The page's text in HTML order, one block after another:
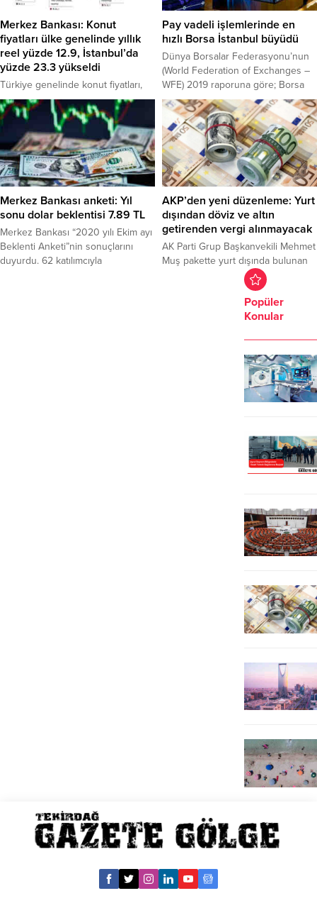
teşebbüs eden Kurt’un ise şehir
hastanesinde ki tedavisi sürüyor.
Tekirdağ Şarköy’de, işçi olan
Rıdvan Kurt (33) ile...
okurunun mektubunu köşesinde
paylaşan Habertürk yazarı Fatih
Altaylı gündeme getirmişti.
Mektupta, “28.08.2020 tarihinde 15
Temmuz Köprüsü’nden Asya-
Avrupa yönüne satın aldığım yeni
aracım ile geçtim, sonrasında...
Merkez Bankası: Konut
fiyatları ülke genelinde yıllık
reel yüzde 12.9, İstanbul’da
yüzde 23.3 yükseldi
Türkiye genelinde konut fiyatları,
Ağustos ayında yüzde 2.1 yükseldi
ve yıllık nominal artış yüzde 26.2 ve
yıllık reel artış da yüzde 12.9
düzeyinde gerçekleşti. Merkez
Bankası’nın Türkiye’deki konutların
kalite etkisinden arındırılmış fiyat
değişimlerini izlemek amacıyla
hesaplanan Konut Fiyat Endeksi
(KFE) Ağustos’ta aylık bazda yüzde
2.1 artarak 144,4 düzeyine çıktı.
TCMB...
Pay vadeli işlemlerinde en
hızlı Borsa İstanbul büyüdü
Dünya Borsalar Federasyonu’nun
(World Federation of Exchanges –
WFE) 2019 raporuna göre; Borsa
İstanbul, vadeli işlem ve opsiyon
piyasasında işlem gören pay vadeli
işlem sözleşmelerinde hacim ve
açık pozisyon sayısı kategorilerinde
dünyanın en hızlı büyüyen borsası
oldu. Borsa İstanbul’dan yapılan
açıklamada, “Borsa İstanbul, 1961
yılında Londra’da kurulan ve Borsa
İstanbul’un da...
Merkez Bankası anketi: Yıl
sonu dolar beklentisi 7.89 TL
Merkez Bankası “2020 yılı Ekim ayı
Beklenti Anketi”nin sonuçlarını
duyurdu. 62 katılımcıyla
AKP’den yeni düzenleme: Yurt
dışından döviz ve altın
getirenden vergi alınmayacak
AK Parti Grup Başkanvekili Mehmet
Muş pakette yurt dışında bulunan
döviz, altın gibi mevduatların
Türkiye’ye getirilmesinde vergi
alınmayacağına ilişkin
düzenlemenin yer aldığını açıkladı.
“Yurt içinde de döviz, altını
bulunanları, bunların resmi deftere
kaydedilmesi durumunda yine
vergi aranmayacaktır. Süresini de
Popüler
Konular